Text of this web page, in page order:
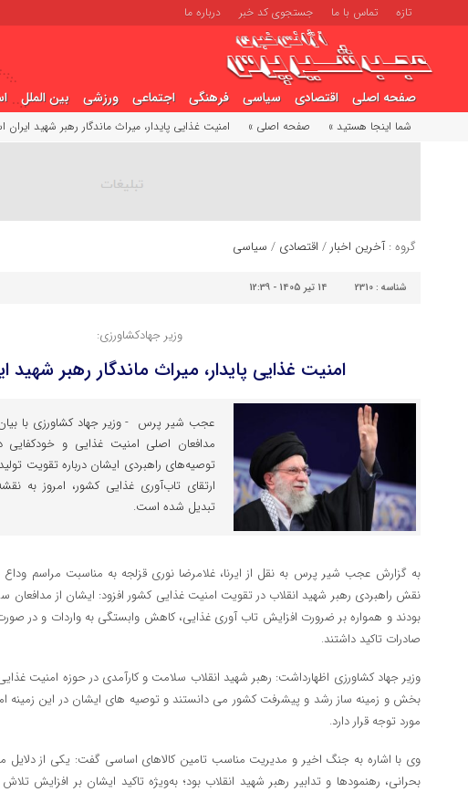
تازه تماس با ما جستجوی کد خبر درباره ما
صفحه اصلی اقتصادی سیاسی فرهنگی اجتماعی ورزشی بین الملل
شما اینجا هستید » صفحه اصلی » امنیت غذایی پایدار، میراث ماندگار رهبر شهید
گروه :آخرین اخبار / اقتصادی / سیاسی
شناسه : 2310 14 تیر 1405 - 12:39
وزیر جهادکشاورزی:
امنیت غذایی پایدار، میراث ماندگار رهبر شهید
عجب شیر پرس - وزیر جهاد کشاورزی با بیان
مدافعان اصلی امنیت غذایی و خودکفایی
توصیه‌های راهبردی ایشان درباره تقویت
ارتقای تاب‌آوری غذایی کشور، امروز به
تبدیل شده است.
به گزارش عجب شیر پرس به نقل از ایرنا، غلامرضا نوری قزلجه به مناسبت مراسم وداع
نقش راهبردی رهبر شهید انقلاب در تقویت امنیت غذایی کشور افزود: ایشان از
بودند و همواره بر ضرورت افزایش تاب‌ آوری غذایی، کاهش وابستگی به واردات و در
صادرات تاکید داشتند.
وزیر جهاد کشاورزی اظهارداشت: رهبر شهید انقلاب سلامت و کارآمدی در حوزه امنیت
بخش و زمینه‌ ساز رشد و پیشرفت کشور می‌ دانستند و توصیه‌ های ایشان در این زمینه
مورد توجه قرار دارد.
وی با اشاره به جنگ اخیر و مدیریت مناسب تامین کالاهای اساسی گفت: یکی از دلایل
بحرانی، رهنمودها و تدابیر رهبر شهید انقلاب بود؛ به‌ویژه تاکید ایشان بر افزایش